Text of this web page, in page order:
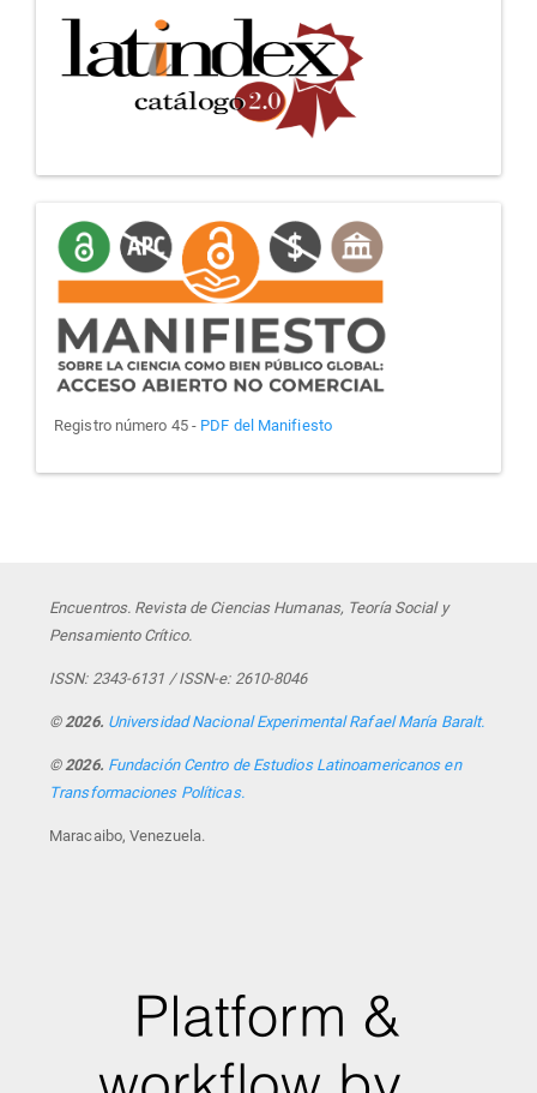
manifiesto
Registro número 45 - PDF del Manifiesto
Encuentros. Revista de Ciencias Humanas, Teoría Social y
Pensamiento Crítico.
ISSN: 2343-6131 / ISSN-e: 2610-8046
© 2026. Universidad Nacional Experimental Rafael María Baralt.
© 2026. Fundación Centro de Estudios Latinoamericanos en
Transformaciones Políticas.
Maracaibo, Venezuela.